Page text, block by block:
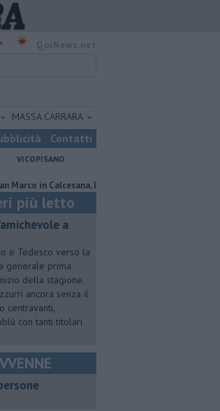
MASSA CARRARA
Contatti
VICOPISANO
Calcesana, lavori finiti dopo 12 anni
più letto
a
e Tedesco verso la
generale prima
della stagione.
ancora senza il
centravanti,
con tanti titolari